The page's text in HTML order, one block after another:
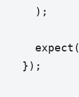
    );
  });